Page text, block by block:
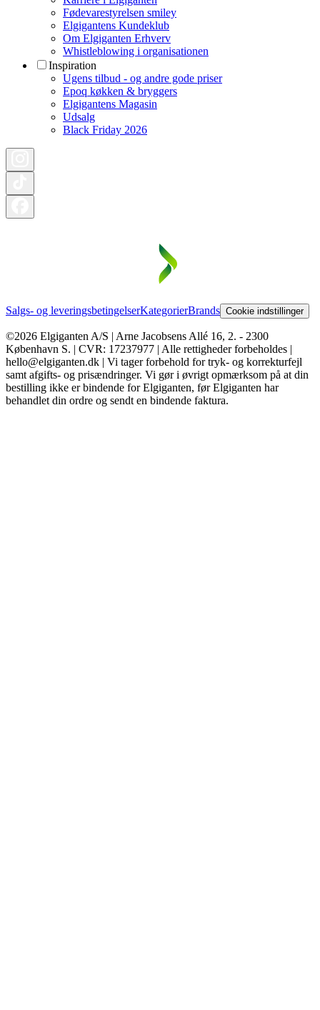
Fødevarestyrelsen smiley
Elgigantens Kundeklub
Om Elgiganten Erhverv
Whistleblowing i organisationen
Inspiration
Ugens tilbud - og andre gode priser
Epoq køkken & bryggers
Elgigantens Magasin
Udsalg
Black Friday 2026
Salgs- og leveringsbetingelserKategorierBrands Cookie indstillinger
©2026 Elgiganten A/S | Arne Jacobsens Allé 16, 2. - 2300
København S. | CVR: 17237977 | Alle rettigheder forbeholdes |
hello@elgiganten.dk | Vi tager forbehold for tryk- og korrekturfejl
samt afgifts- og prisændringer. Vi gør i øvrigt opmærksom på at din
bestilling ikke er bindende for Elgiganten, før Elgiganten har
behandlet din ordre og sendt en bindende faktura.